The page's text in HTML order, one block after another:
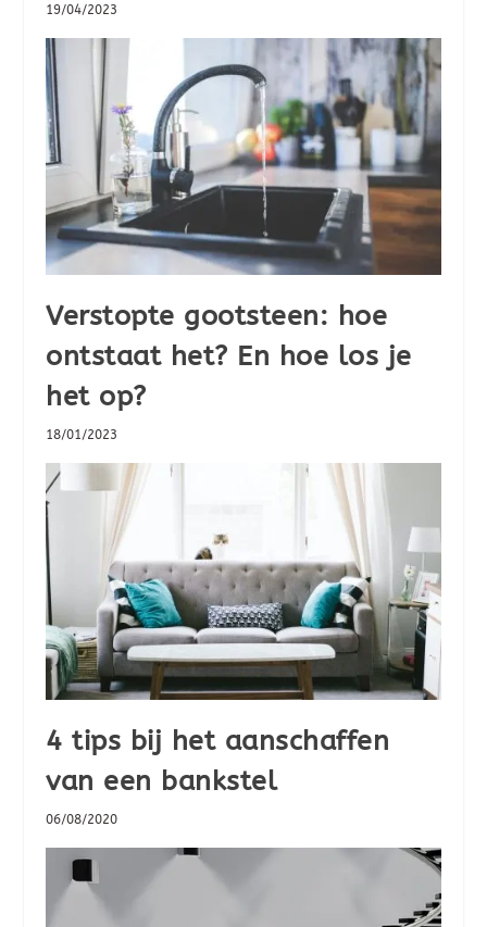
19/04/2023
Verstopte gootsteen: hoe
ontstaat het? En hoe los je
het op?
18/01/2023
4 tips bij het aanschaffen
van een bankstel
06/08/2020